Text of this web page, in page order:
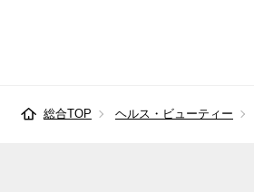
総合TOP ヘルス・ビューティー